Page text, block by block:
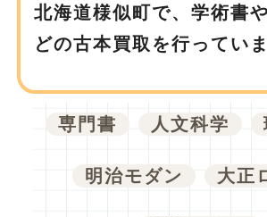
北海道様似町で、学術書
どの古本買取を行っていま
専門書 人文科学
明治モダン 大正